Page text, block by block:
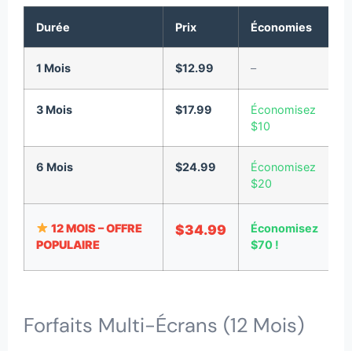
Durée Prix Économies
1 Mois $12.99 –
3 Mois $17.99
Économisez
$10
6 Mois $24.99
Économisez
$20
12 MOIS – OFFRE
POPULAIRE
$34.99
Économisez
$70 !
Forfaits Multi-Écrans (12 Mois)